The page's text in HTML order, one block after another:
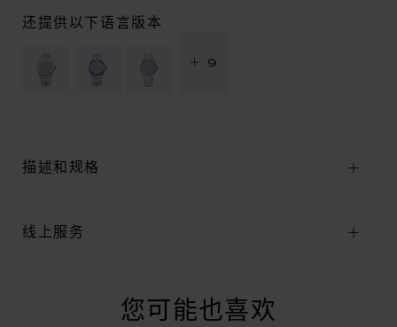
还提供以下语言版本
+ 9
描述和规格
线上服务
您可能也喜欢